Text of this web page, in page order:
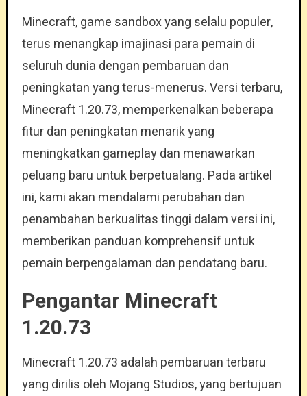
Minecraft, game sandbox yang selalu populer,
terus menangkap imajinasi para pemain di
seluruh dunia dengan pembaruan dan
peningkatan yang terus-menerus. Versi terbaru,
Minecraft 1.20.73, memperkenalkan beberapa
fitur dan peningkatan menarik yang
meningkatkan gameplay dan menawarkan
peluang baru untuk berpetualang. Pada artikel
ini, kami akan mendalami perubahan dan
penambahan berkualitas tinggi dalam versi ini,
memberikan panduan komprehensif untuk
pemain berpengalaman dan pendatang baru.
Pengantar Minecraft
1.20.73
Minecraft 1.20.73 adalah pembaruan terbaru
yang dirilis oleh Mojang Studios, yang bertujuan